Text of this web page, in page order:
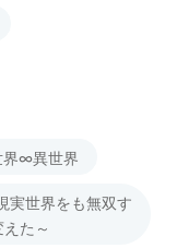
∞異世界
実世界をも無双す
た～